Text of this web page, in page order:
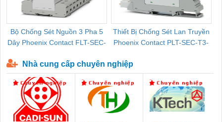
Bộ Chống Sét Nguồn 3 Pha 5
Dây Phoenix Contact FLT-SEC-
Thiết Bị Chống Sét Lan Truyền
Phoenix Contact PLT-SEC-T3-
Nhà cung cấp chuyên nghiệp